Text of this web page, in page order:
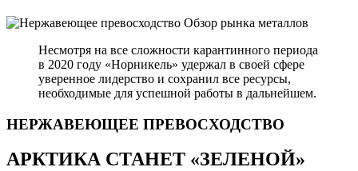
Обзор рынка металлов
Несмотря на все сложности карантинного периода
в 2020 году «Норникель» удержал в своей сфере
уверенное лидерство и сохранил все ресурсы,
необходимые для успешной работы в дальнейшем.
НЕРЖАВЕЮЩЕЕ ПРЕВОСХОДСТВО
АРКТИКА СТАНЕТ «ЗЕЛЕНОЙ»